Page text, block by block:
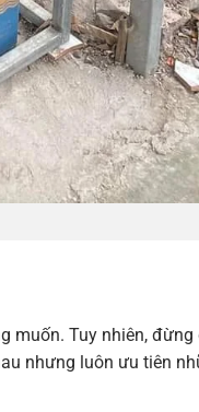
muốn. Tuy nhiên, đừng
nhưng luôn ưu tiên